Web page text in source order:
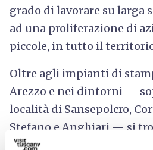
grado di lavorare su larga
ad una proliferazione di
piccole, in tutto il
Oltre agli impianti di
Arezzo e nei dintorni —
località di Sansepolcro,
Stefano e Anghiari — si
botteghe e piccoli